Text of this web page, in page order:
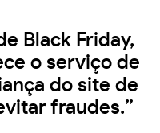
Black Friday,
o serviço de
do site de
fraudes.”